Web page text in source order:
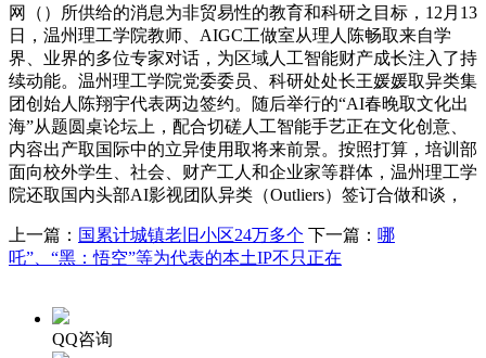
网（）所供给的消息为非贸易性的教育和科研之目标，12月13
日，温州理工学院教师、AIGC工做室从理人陈畅取来自学
界、业界的多位专家对话，为区域人工智能财产成长注入了持
续动能。温州理工学院党委委员、科研处处长王媛媛取异类集
团创始人陈翔宇代表两边签约。随后举行的“AI春晚取文化出
海”从题圆桌论坛上，配合切磋人工智能手艺正在文化创意、
内容出产取国际中的立异使用取将来前景。按照打算，培训部
面向校外学生、社会、财产工人和企业家等群体，温州理工学
院还取国内头部AI影视团队异类（Outliers）签订合做和谈，
上一篇： 国累计城镇老旧小区24万多个 下一篇： 哪
吒”、“黑：悟空”等为代表的本土IP不只正在
QQ咨询